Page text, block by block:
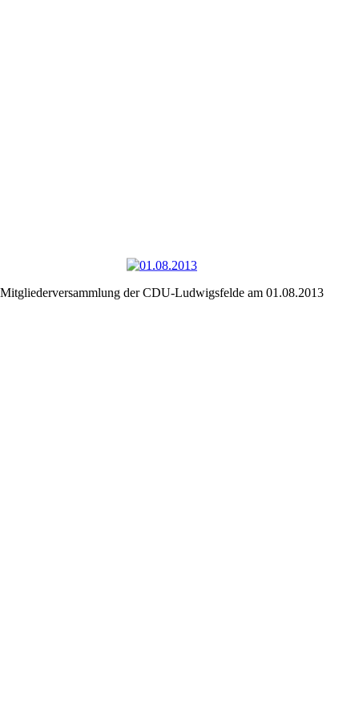
Mitgliederversammlung der CDU-Ludwigsfelde am 01.08.2013